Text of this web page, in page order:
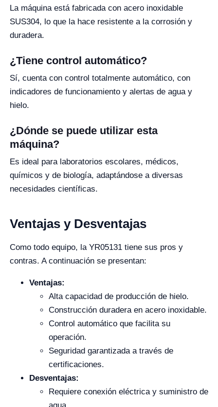
La máquina está fabricada con acero inoxidable
SUS304, lo que la hace resistente a la corrosión y
duradera.
¿Tiene control automático?
Sí, cuenta con control totalmente automático, con
indicadores de funcionamiento y alertas de agua y
hielo.
¿Dónde se puede utilizar esta
máquina?
Es ideal para laboratorios escolares, médicos,
químicos y de biología, adaptándose a diversas
necesidades científicas.
Ventajas y Desventajas
Como todo equipo, la YR05131 tiene sus pros y
contras. A continuación se presentan:
Ventajas:
Alta capacidad de producción de hielo.
Construcción duradera en acero inoxidable.
Control automático que facilita su
operación.
Seguridad garantizada a través de
certificaciones.
Desventajas:
Requiere conexión eléctrica y suministro de